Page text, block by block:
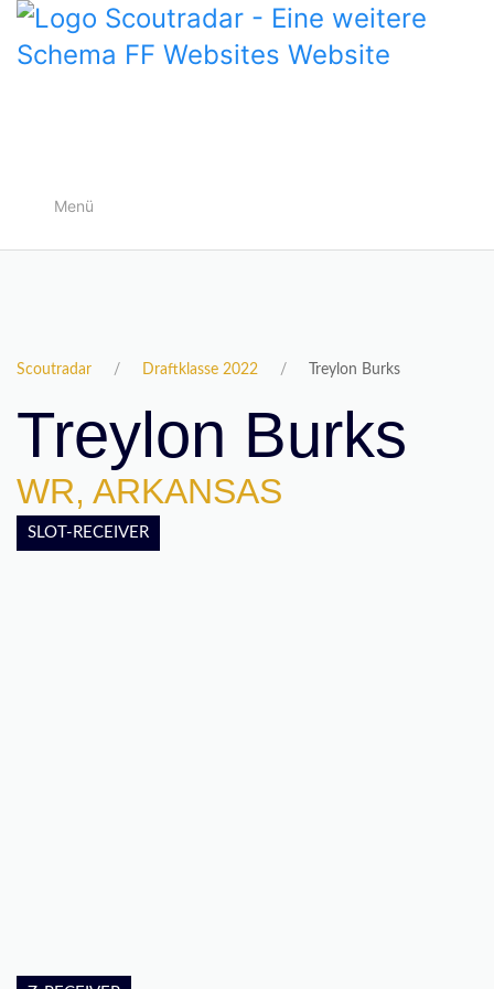
Menü
Scoutradar Draftklasse 2022 Treylon Burks
Treylon Burks
WR, ARKANSAS
SLOT-RECEIVER